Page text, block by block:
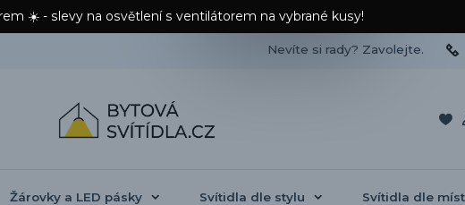
☀️ - slevy na osvětlení s ventilátorem na vybrané kusy!
Nevíte si rady? Zavolejte.
Žárovky a LED pásky Svítidla dle stylu Svítidla dle